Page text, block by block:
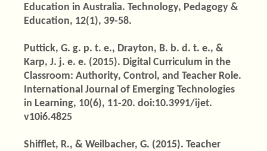
Education in Australia. Technology, Pedagogy &
Education, 12(1), 39-58.
Puttick, G. g. p. t. e., Drayton, B. b. d. t. e., &
Karp, J. j. e. e. (2015). Digital Curriculum in the
Classroom: Authority, Control, and Teacher Role.
International Journal of Emerging Technologies
in Learning, 10(6), 11-20. doi:10.3991/ijet.
v10i6.4825
Shifflet, R., & Weilbacher, G. (2015). Teacher